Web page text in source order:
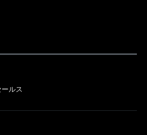
ールス